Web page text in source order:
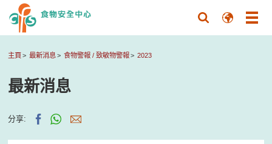
主頁 最新消息 食物警報 / 致敏物警報 2023
最新消息
分享: